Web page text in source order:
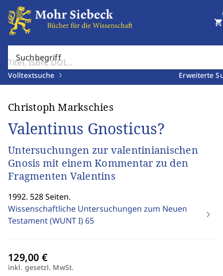
Suchbegriff
Volltextsuche Erweiterte
shopping_cart
Christoph Markschies
Valentinus Gnosticus?
Untersuchungen zur valentinianischen
Gnosis mit einem Kommentar zu den
Fragmenten Valentins
1992. 528 Seiten.
Wissenschaftliche Untersuchungen zum Neuen
Testament (WUNT I) 65
inkl. gesetzl. MwSt.